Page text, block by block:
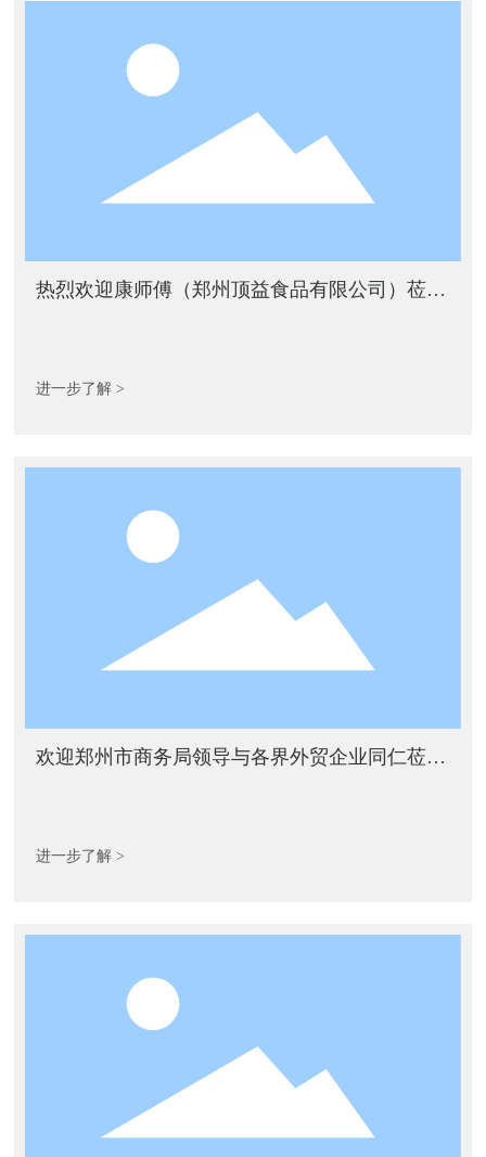
热烈欢迎康师傅（郑州顶益食品有限公司）莅临
进一步了解 >
欢迎郑州市商务局领导与各界外贸企业同仁莅临
进一步了解 >